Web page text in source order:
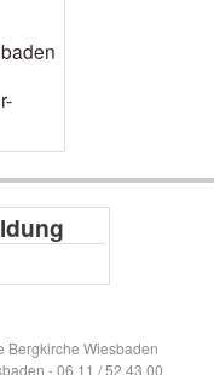
Bergkirche Wiesbaden
- 06 11 / 52 43 00